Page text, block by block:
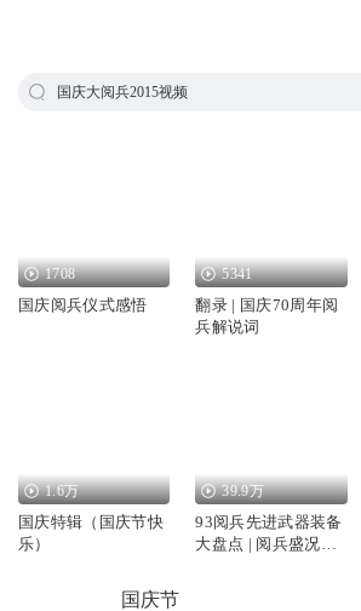
国庆大阅兵2015视频
1708
国庆阅兵仪式感悟
5341
翻录 | 国庆70周年阅
兵解说词
1.6万
国庆特辑（国庆节快
乐）
39.9万
93阅兵先进武器装备
大盘点 | 阅兵盛况速
国庆节